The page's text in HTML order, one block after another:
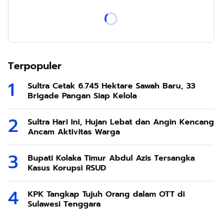
Terpopuler
Sultra Cetak 6.745 Hektare Sawah Baru, 33
Brigade Pangan Siap Kelola
Sultra Hari Ini, Hujan Lebat dan Angin Kencang
Ancam Aktivitas Warga
Bupati Kolaka Timur Abdul Azis Tersangka
Kasus Korupsi RSUD
KPK Tangkap Tujuh Orang dalam OTT di
Sulawesi Tenggara